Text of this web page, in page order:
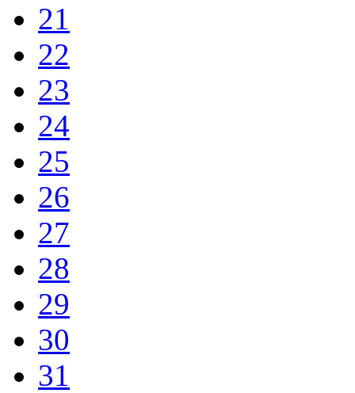
21
22
23
24
25
26
27
28
29
30
31